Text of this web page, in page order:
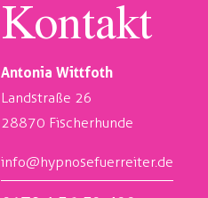
Kontakt
Antonia Wittfoth
Landstraße 26
28870 Fischerhunde
info@hypnosefuerreiter.de